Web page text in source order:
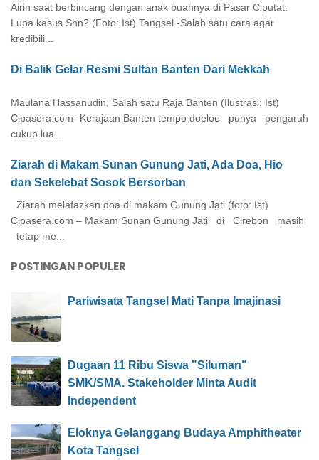
Airin saat berbincang dengan anak buahnya di Pasar Ciputat.
Lupa kasus Shn? (Foto: Ist) Tangsel -Salah satu cara agar
kredibili...
Di Balik Gelar Resmi Sultan Banten Dari Mekkah
Maulana Hassanudin, Salah satu Raja Banten (Ilustrasi: Ist)
Cipasera.com- Kerajaan Banten tempo doeloe punya pengaruh
cukup lua...
Ziarah di Makam Sunan Gunung Jati, Ada Doa, Hio
dan Sekelebat Sosok Bersorban
Ziarah melafazkan doa di makam Gunung Jati (foto: Ist)
Cipasera.com – Makam Sunan Gunung Jati di Cirebon masih
tetap me...
POSTINGAN POPULER
Pariwisata Tangsel Mati Tanpa Imajinasi
Dugaan 11 Ribu Siswa "Siluman"
SMK/SMA. Stakeholder Minta Audit
Independent
Eloknya Gelanggang Budaya Amphitheater
Kota Tangsel